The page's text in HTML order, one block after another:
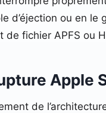
d’éjection ou en
de fichier APFS ou
Apple
de